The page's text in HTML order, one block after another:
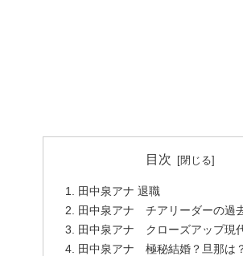
目次
田中泉アナ 退職
田中泉アナ チアリーダーの過
田中泉アナ クローズアップ現
田中泉アナ 極秘結婚？旦那は